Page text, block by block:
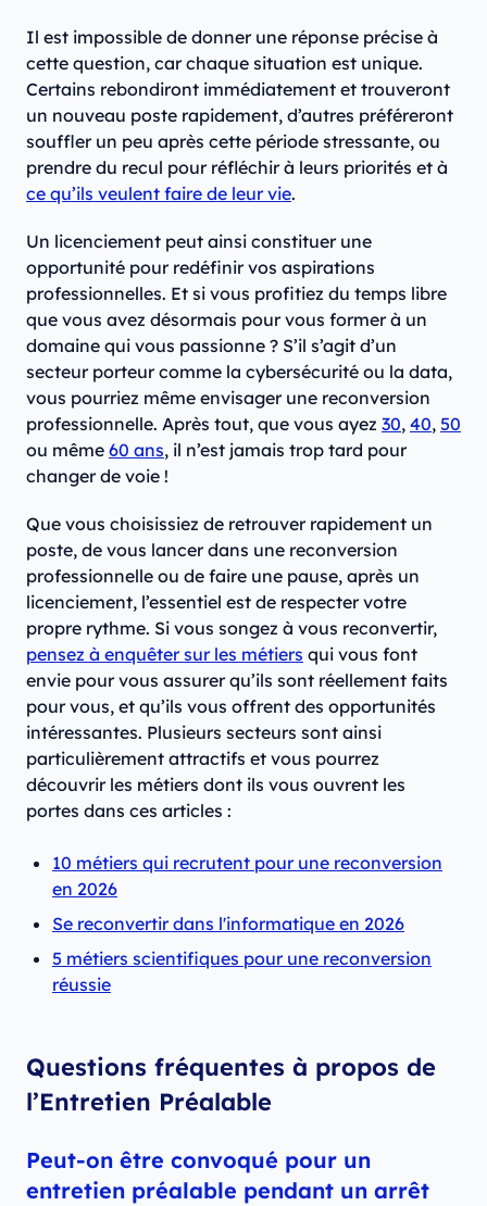
Il est impossible de donner une réponse précise à
cette question, car chaque situation est unique.
Certains rebondiront immédiatement et trouveront
un nouveau poste rapidement, d’autres préféreront
souffler un peu après cette période stressante, ou
prendre du recul pour réfléchir à leurs priorités et à
ce qu’ils veulent faire de leur vie.
Un licenciement peut ainsi constituer une
opportunité pour redéfinir vos aspirations
professionnelles. Et si vous profitiez du temps libre
que vous avez désormais pour vous former à un
domaine qui vous passionne ? S’il s’agit d’un
secteur porteur comme la cybersécurité ou la data,
vous pourriez même envisager une reconversion
professionnelle. Après tout, que vous ayez 30, 40, 50
ou même 60 ans, il n’est jamais trop tard pour
changer de voie !
Que vous choisissiez de retrouver rapidement un
poste, de vous lancer dans une reconversion
professionnelle ou de faire une pause, après un
licenciement, l’essentiel est de respecter votre
propre rythme. Si vous songez à vous reconvertir,
pensez à enquêter sur les métiers qui vous font
envie pour vous assurer qu’ils sont réellement faits
pour vous, et qu’ils vous offrent des opportunités
intéressantes. Plusieurs secteurs sont ainsi
particulièrement attractifs et vous pourrez
découvrir les métiers dont ils vous ouvrent les
portes dans ces articles :
10 métiers qui recrutent pour une reconversion
en 2026
Se reconvertir dans l'informatique en 2026
5 métiers scientifiques pour une reconversion
réussie
Questions fréquentes à propos de
l’Entretien Préalable
Peut-on être convoqué pour un
entretien préalable pendant un arrêt